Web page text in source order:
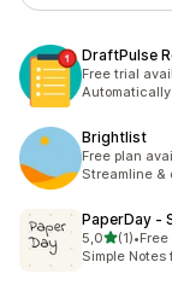
DraftPulse
Free trial
Brightlist
Free plan
Streamline &
PaperDay ‑
5,0/ 5 tähteä
(1)
1 arvostelua
•
Simple Notes